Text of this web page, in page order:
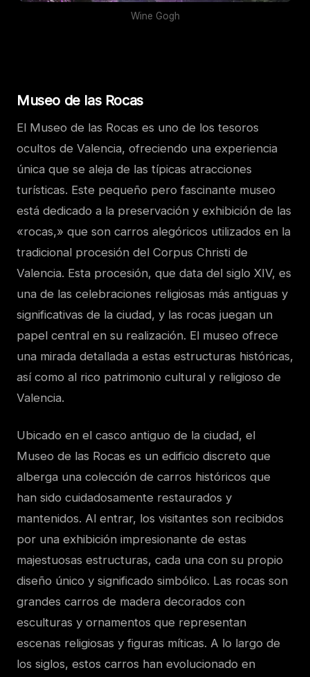
Wine Gogh
Museo de las Rocas
El Museo de las Rocas es uno de los tesoros
ocultos de Valencia, ofreciendo una experiencia
única que se aleja de las típicas atracciones
turísticas. Este pequeño pero fascinante museo
está dedicado a la preservación y exhibición de las
«rocas,» que son carros alegóricos utilizados en la
tradicional procesión del Corpus Christi de
Valencia. Esta procesión, que data del siglo XIV, es
una de las celebraciones religiosas más antiguas y
significativas de la ciudad, y las rocas juegan un
papel central en su realización. El museo ofrece
una mirada detallada a estas estructuras históricas,
así como al rico patrimonio cultural y religioso de
Valencia.
Ubicado en el casco antiguo de la ciudad, el
Museo de las Rocas es un edificio discreto que
alberga una colección de carros históricos que
han sido cuidadosamente restaurados y
mantenidos. Al entrar, los visitantes son recibidos
por una exhibición impresionante de estas
majestuosas estructuras, cada una con su propio
diseño único y significado simbólico. Las rocas son
grandes carros de madera decorados con
esculturas y ornamentos que representan
escenas religiosas y figuras míticas. A lo largo de
los siglos, estos carros han evolucionado en